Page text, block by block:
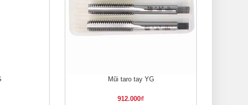
XEM NHANH
Mũi taro tay YG
912.000₫